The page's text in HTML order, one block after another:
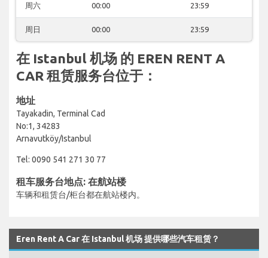
周六 00:00 23:59
周日 00:00 23:59
在 Istanbul 机场 的 EREN RENT A
CAR 租赁服务台位于：
地址
Tayakadin, Terminal Cad
No:1, 34283
Arnavutköy/Istanbul
Tel: 0090 541 271 30 77
租车服务台地点: 在航站楼
车辆和租赁台/柜台都在航站楼内。
Eren Rent A Car 在 Istanbul 机场 提供哪些汽车租赁？